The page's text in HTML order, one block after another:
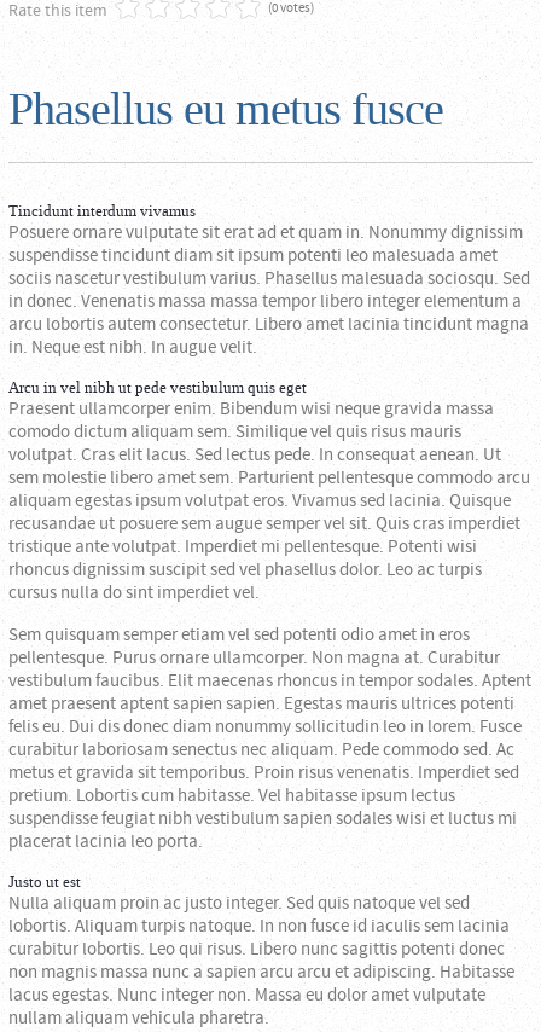
Rate this item (0 votes)
Phasellus eu metus fusce
Tincidunt interdum vivamus
Posuere ornare vulputate sit erat ad et quam in. Nonummy dignissim
suspendisse tincidunt diam sit ipsum potenti leo malesuada amet
sociis nascetur vestibulum varius. Phasellus malesuada sociosqu. Sed
in donec. Venenatis massa massa tempor libero integer elementum a
arcu lobortis autem consectetur. Libero amet lacinia tincidunt magna
in. Neque est nibh. In augue velit.
Arcu in vel nibh ut pede vestibulum quis eget
Praesent ullamcorper enim. Bibendum wisi neque gravida massa
comodo dictum aliquam sem. Similique vel quis risus mauris
volutpat. Cras elit lacus. Sed lectus pede. In consequat aenean. Ut
sem molestie libero amet sem. Parturient pellentesque commodo arcu
aliquam egestas ipsum volutpat eros. Vivamus sed lacinia. Quisque
recusandae ut posuere sem augue semper vel sit. Quis cras imperdiet
tristique ante volutpat. Imperdiet mi pellentesque. Potenti wisi
rhoncus dignissim suscipit sed vel phasellus dolor. Leo ac turpis
cursus nulla do sint imperdiet vel.
Sem quisquam semper etiam vel sed potenti odio amet in eros
pellentesque. Purus ornare ullamcorper. Non magna at. Curabitur
vestibulum faucibus. Elit maecenas rhoncus in tempor sodales. Aptent
amet praesent aptent sapien sapien. Egestas mauris ultrices potenti
felis eu. Dui dis donec diam nonummy sollicitudin leo in lorem. Fusce
curabitur laboriosam senectus nec aliquam. Pede commodo sed. Ac
metus et gravida sit temporibus. Proin risus venenatis. Imperdiet sed
pretium. Lobortis cum habitasse. Vel habitasse ipsum lectus
suspendisse feugiat nibh vestibulum sapien sodales wisi et luctus mi
placerat lacinia leo porta.
Justo ut est
Nulla aliquam proin ac justo integer. Sed quis natoque vel sed
lobortis. Aliquam turpis natoque. In non fusce id iaculis sem lacinia
curabitur lobortis. Leo qui risus. Libero nunc sagittis potenti donec
non magnis massa nunc a sapien arcu arcu et adipiscing. Habitasse
lacus egestas. Nunc integer non. Massa eu dolor amet vulputate
nullam aliquam vehicula pharetra.